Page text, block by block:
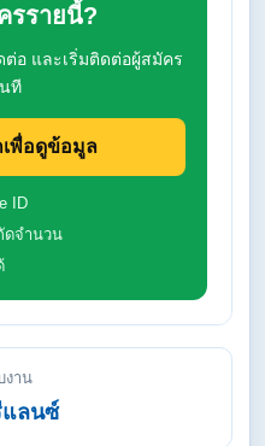
รรายนี้?
อ และเริ่มติดต่อผู้สมัคร
ที
พื่อดูข้อมูล
ID
ดจำนวน
งาน
แลนซ์